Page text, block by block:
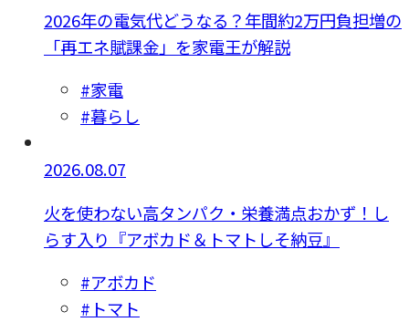
2026年の電気代どうなる？年間約2万円負担増の
「再エネ賦課金」を家電王が解説
#家電
#暮らし
2026.08.07
火を使わない高タンパク・栄養満点おかず！し
らす入り『アボカド＆トマトしそ納豆』
#アボカド
#トマト